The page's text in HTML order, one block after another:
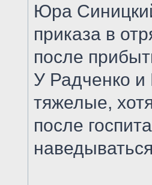
Юра
приказа в
после
У Радченко и
тяжелые,
после